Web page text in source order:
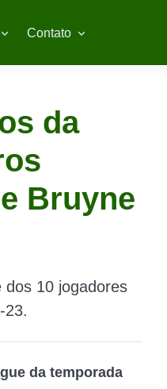
Contato
da
Bruyne
dos 10 jogadores
23.
da temporada